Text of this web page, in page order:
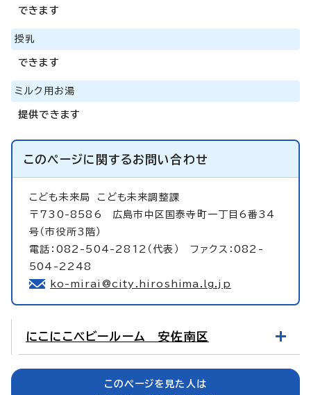
できます
授乳
できます
ミルク用お湯
提供できます
このページに関するお問い合わせ
こども未来局 こども未来調整課
〒730-8586 広島市中区国泰寺町一丁目6番34
号（市役所3階）
電話：082-504-2812（代表） ファクス：082-
504-2248
ko-mirai@city.hiroshima.lg.jp
にこにこベビールーム 安佐南区
このページを見た人は